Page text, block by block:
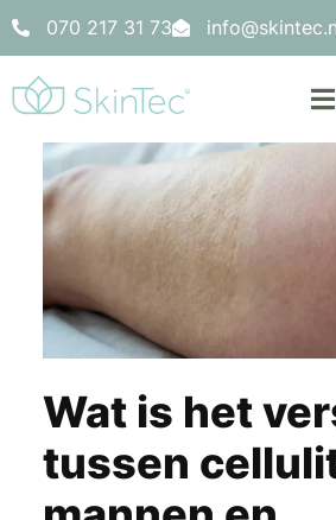
070 217 31 73
Wat is het
tussen